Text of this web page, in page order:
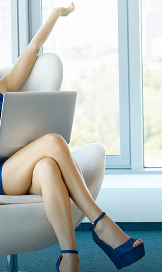
​לפרטים נוספים חייגו
072-33-80-
630
או מלאו פרטיכם ונחזור בהקדם